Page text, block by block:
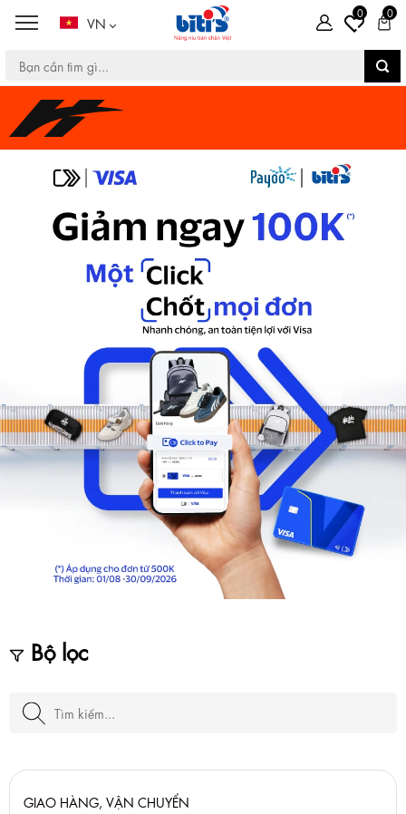
VN
0 0
Bộ lọc
GIAO HÀNG, VẬN CHUYỂN